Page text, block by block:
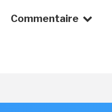
Commentaire